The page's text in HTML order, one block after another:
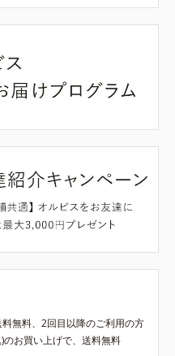
無料、2回目以降のご利用の方
お買い上げで、送料無料